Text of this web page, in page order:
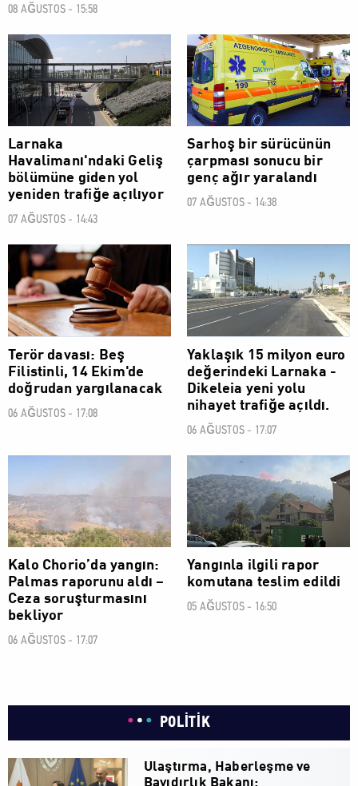
08 AĞUSTOS - 15:58
SOSYAL
Larnaka
Havalimanı'ndaki Geliş
bölümüne giden yol
yeniden trafiğe açılıyor
07 AĞUSTOS - 14:43
SOSYAL
Sarhoş bir sürücünün
çarpması sonucu bir
genç ağır yaralandı
07 AĞUSTOS - 14:38
Terör davası: Beş
Filistinli, 14 Ekim'de
doğrudan yargılanacak
06 AĞUSTOS - 17:08
Yaklaşık 15 milyon euro
değerindeki Larnaka -
Dikeleia yeni yolu
nihayet trafiğe açıldı.
06 AĞUSTOS - 17:07
Kalo Chorio’da yangın:
Palmas raporunu aldı –
Ceza soruşturmasını
bekliyor
06 AĞUSTOS - 17:07
SOSYAL
Yangınla ilgili rapor
komutana teslim edildi
05 AĞUSTOS - 16:50
POLİTİK
Ulaştırma, Haberleşme ve
Bayıdırlık Bakanı: